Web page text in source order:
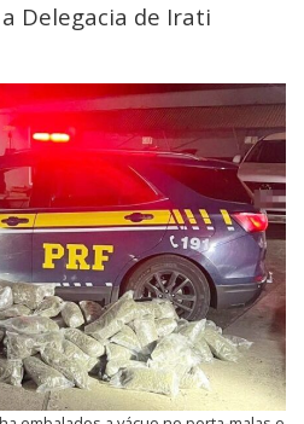
Delegacia de Irati